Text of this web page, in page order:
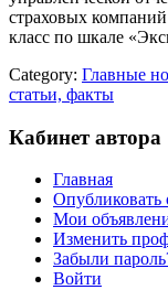
страховых
класс по шкале
Category: Главные
статьи, факты
Кабинет автора
Главная
Опубликовать
Мои
Изменить
Забыли
Войти